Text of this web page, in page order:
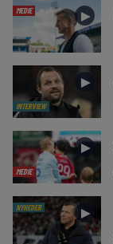
MEDIE ►
INTERVIEW
►
MEDIE
►
NYHEDER ►